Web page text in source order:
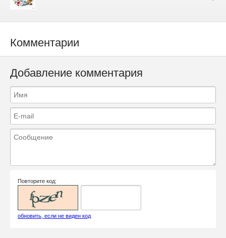
Комментарии
Добавление комментария
Повторите код:
обновить, если не виден код